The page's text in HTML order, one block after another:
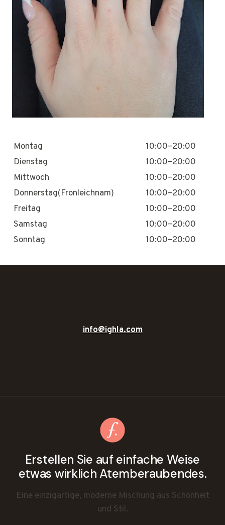
Montag
10:00–20:00
Dienstag
10:00–20:00
Mittwoch
10:00–20:00
Donnerstag(Fronleichnam)
10:00–20:00
Freitag
10:00–20:00
Samstag
10:00–20:00
Sonntag
10:00–20:00
info@ighla.com
Erstellen Sie auf einfache Weise
etwas wirklich Atemberaubendes.
Eine einzigartige, moderne Mischung aus Schönheit
und Stil.